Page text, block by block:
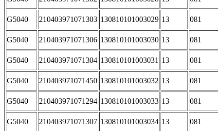
G5040 210403971071303 130810101003029 13 081
G5040 210403971071306 130810101003030 13 081
G5040 210403971071304 130810101003031 13 081
G5040 210403971071450 130810101003032 13 081
G5040 210403971071294 130810101003033 13 081
G5040 210403971071307 130810101003034 13 081